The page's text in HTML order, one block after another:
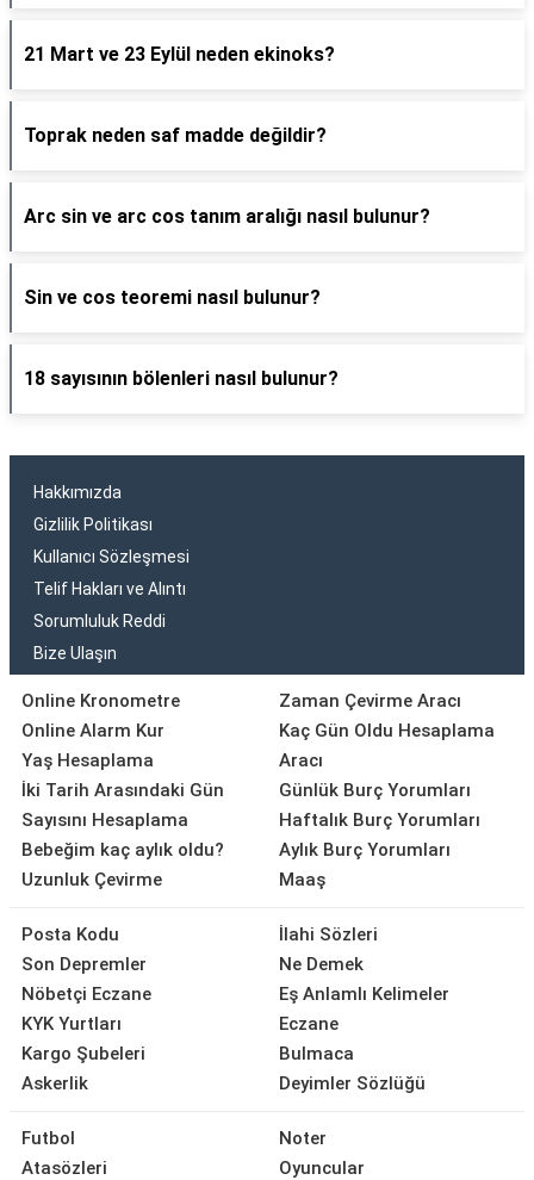
21 Mart ve 23 Eylül neden ekinoks?
Toprak neden saf madde değildir?
Arc sin ve arc cos tanım aralığı nasıl bulunur?
Sin ve cos teoremi nasıl bulunur?
18 sayısının bölenleri nasıl bulunur?
Hakkımızda
Gizlilik Politikası
Kullanıcı Sözleşmesi
Telif Hakları ve Alıntı
Sorumluluk Reddi
Bize Ulaşın
Online Kronometre
Online Alarm Kur
Yaş Hesaplama
İki Tarih Arasındaki Gün
Sayısını Hesaplama
Bebeğim kaç aylık oldu?
Uzunluk Çevirme
Zaman Çevirme Aracı
Kaç Gün Oldu Hesaplama
Aracı
Günlük Burç Yorumları
Haftalık Burç Yorumları
Aylık Burç Yorumları
Maaş
Posta Kodu
Son Depremler
Nöbetçi Eczane
KYK Yurtları
Kargo Şubeleri
Askerlik
İlahi Sözleri
Ne Demek
Eş Anlamlı Kelimeler
Eczane
Bulmaca
Deyimler Sözlüğü
Futbol
Atasözleri
Noter
Oyuncular